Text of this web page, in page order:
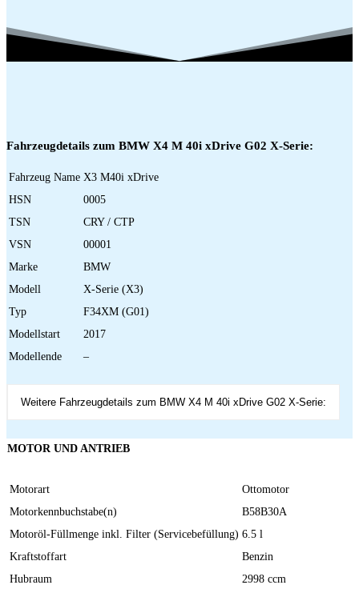
Fahrzeugdetails zum BMW X4 M 40i xDrive G02 X-Serie:
Fahrzeug Name X3 M40i xDrive
HSN
0005
TSN
CRY / CTP
VSN
00001
Marke
BMW
Modell
X-Serie (X3)
Typ
F34XM (G01)
Modellstart
2017
Modellende
–
Weitere Fahrzeugdetails zum BMW X4 M 40i xDrive G02 X-Serie:
MOTOR UND ANTRIEB
Motorart
Ottomotor
Motorkennbuchstabe(n)
B58B30A
Motoröl-Füllmenge inkl. Filter (Servicebefüllung) 6.5 l
Kraftstoffart
Benzin
Hubraum
2998 ccm